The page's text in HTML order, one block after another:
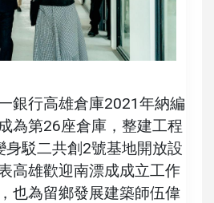
銀行高雄倉庫2021年納編
為第26座倉庫，整建工程
身駁二共創2號基地開放設
高雄歡迎南漂成成立工作
也為留鄉發展建築師伍偉